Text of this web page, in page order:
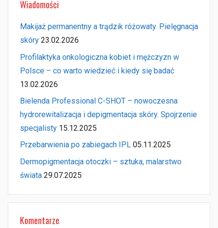
Wiadomości
Makijaż permanentny a trądzik różowaty. Pielęgnacja
skóry 23.02.2026
Profilaktyka onkologiczna kobiet i mężczyzn w
Polsce – co warto wiedzieć i kiedy się badać
13.02.2026
Bielenda Professional C-SHOT – nowoczesna
hydrorewitalizacja i depigmentacja skóry. Spojrzenie
specjalisty 15.12.2025
Przebarwienia po zabiegach IPL 05.11.2025
Dermopigmentacja otoczki – sztuka, malarstwo
świata 29.07.2025
Komentarze